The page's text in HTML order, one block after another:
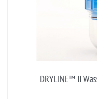
DRYLINE™ II